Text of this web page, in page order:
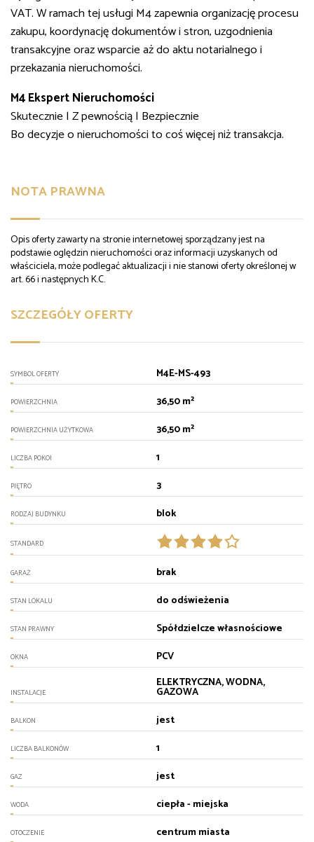
VAT. W ramach tej usługi M4 zapewnia organizację procesu
zakupu, koordynację dokumentów i stron, uzgodnienia
transakcyjne oraz wsparcie aż do aktu notarialnego i
przekazania nieruchomości.
M4 Ekspert Nieruchomości
Skutecznie | Z pewnością | Bezpiecznie
Bo decyzje o nieruchomości to coś więcej niż transakcja.
NOTA PRAWNA
Opis oferty zawarty na stronie internetowej sporządzany jest na
podstawie oględzin nieruchomości oraz informacji uzyskanych od
właściciela, może podlegać aktualizacji i nie stanowi oferty określonej w
art. 66 i następnych K.C.
SZCZEGÓŁY OFERTY
SYMBOL OFERTY M4E-MS-493
POWIERZCHNIA 36,50 m²
POWIERZCHNIA UŻYTKOWA 36,50 m²
LICZBA POKOI 1
PIĘTRO 3
RODZAJ BUDYNKU blok
STANDARD
GARAŻ brak
STAN LOKALU do odświeżenia
STAN PRAWNY Spółdzielcze własnościowe
OKNA PCV
INSTALACJE
ELEKTRYCZNA, WODNA,
GAZOWA
BALKON jest
LICZBA BALKONÓW 1
GAZ jest
WODA ciepła - miejska
OTOCZENIE centrum miasta